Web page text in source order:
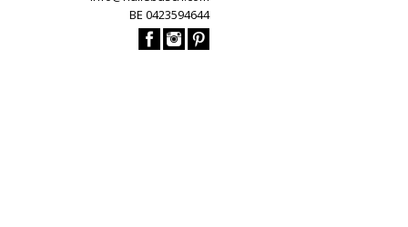
BE 0423594644